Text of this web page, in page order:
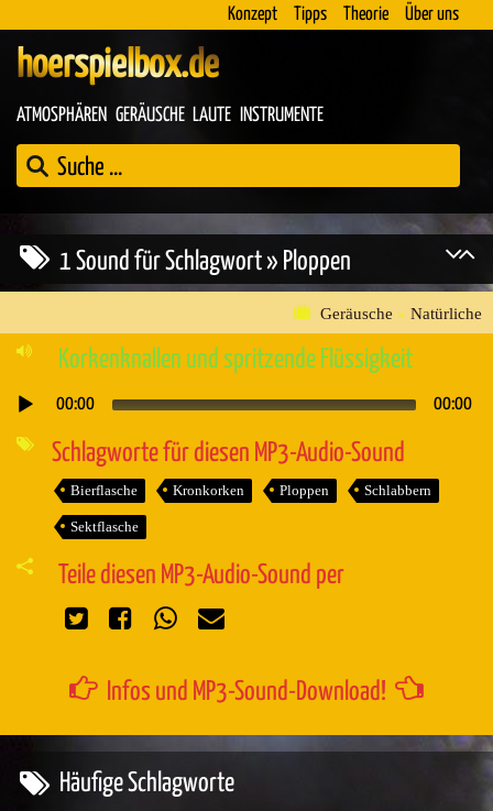
Konzept Tipps Theorie Über uns
hoerspielbox.de
ATMOSPHÄREN GERÄUSCHE LAUTE INSTRUMENTE
1 Sound für Schlagwort » Ploppen
Geräusche » Natürliche
Korkenknallen und spritzende Flüssigkeit
Audio-
00:00 00:00
Schlagworte für diesen MP3-Audio-Sound
Bierflasche Kronkorken Ploppen Schlabbern
Sektflasche
Teile diesen MP3-Audio-Sound per
Infos und MP3-Sound-Download!
Häufige Schlagworte